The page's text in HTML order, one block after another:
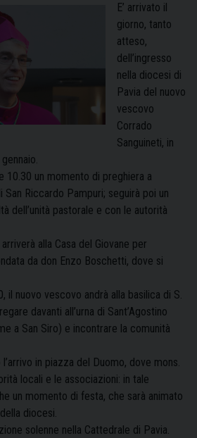
E’ arrivato il
giorno, tanto
atteso,
dell’ingresso
nella diocesi di
Pavia del nuovo
vescovo
Corrado
Sanguineti, in
10.30 un momento di preghiera a
San Riccardo Pampuri; seguirà poi un
dell’unità pastorale e con le autorità
alla Casa del Giovane per
da don Enzo Boschetti, dove si
il nuovo vescovo andrà alla basilica di S.
davanti all’urna di Sant’Agostino
a San Siro) e incontrare la comunità
in piazza del Duomo, dove mons.
locali e le associazioni: in tale
un momento di festa, che sarà animato
diocesi.
solenne nella Cattedrale di Pavia.